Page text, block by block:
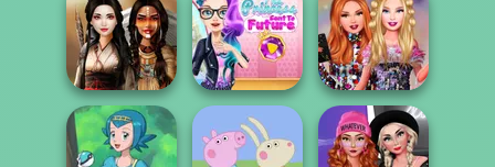
Cowgirl
ASMR Beauty
Superstar
Barbie
The Princess